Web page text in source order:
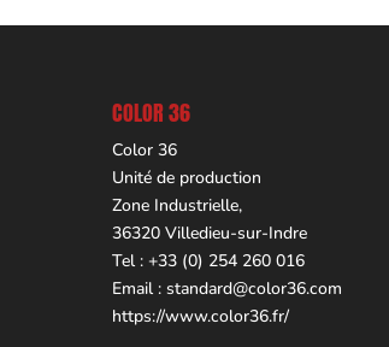
COLOR 36
Color 36
Unité de production
Zone Industrielle,
36320 Villedieu-sur-Indre
Tel : +33 (0) 254 260 016
Email :standard@color36.com
https://www.color36.fr/